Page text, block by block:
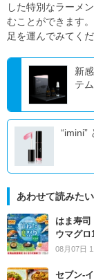
した特別なラーメ
むことができます
足を運んでみてくだ
新
テ
“imini”
あわせて読みた
はま寿司
ウマグロ
08月07日
セブン‐